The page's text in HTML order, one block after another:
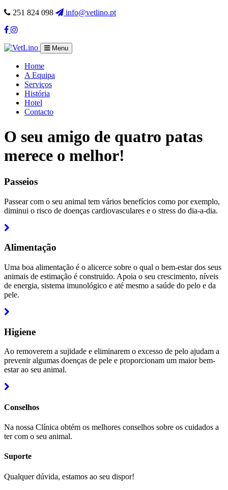
251 824 098 info@vetlino.pt
Facebook
Instagram
Menu
Home
A Equipa
Serviços
História
Hotel
Contacto
O seu amigo de quatro patas
merece o melhor!
Passeios
Passear com o seu animal tem vários benefícios como por exemplo,
diminui o risco de doenças cardiovasculares e o stress do dia-a-dia.
Alimentação
Uma boa alimentação é o alicerce sobre o qual o bem-estar dos seus
animais de estimação é construido. Apoia o seu crescimento, níveis
de energia, sistema imunológico e até mesmo a saúde do pelo e da
pele.
Higiene
Ao removerem a sujidade e eliminarem o excesso de pelo ajudam a
prevenir algumas doenças de pele e proporcionam um maior bem-
estar ao seu animal.
Conselhos
Na nossa Clínica obtém os melhores conselhos sobre os cuidados a
ter com o seu animal.
Suporte
Qualquer dúvida, estamos ao seu dispor!